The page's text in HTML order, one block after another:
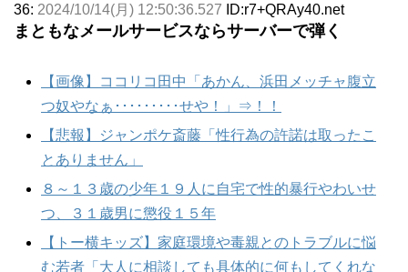
36: 2024/10/14(月) 12:50:36.527 ID:r7+QRAy40.net
まともなメールサービスならサーバーで弾く
【画像】ココリコ田中「あかん、浜田メッチャ腹立
つ奴やなぁ･････････せや！」⇒！！
【悲報】ジャンポケ斎藤「性行為の許諾は取ったこ
とありません」
８～１３歳の少年１９人に自宅で性的暴行やわいせ
つ、３１歳男に懲役１５年
【トー横キッズ】家庭環境や毒親とのトラブルに悩
む若者「大人に相談しても具体的に何もしてくれな